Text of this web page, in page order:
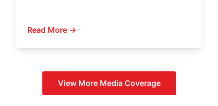
Read More →
View More Media Coverage